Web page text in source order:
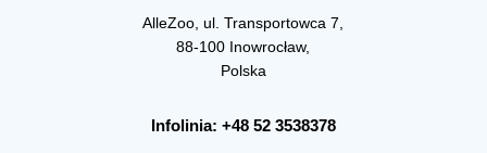
AlleZoo, ul. Transportowca 7,
88-100 Inowrocław,
Polska
Infolinia: +48 52 3538378